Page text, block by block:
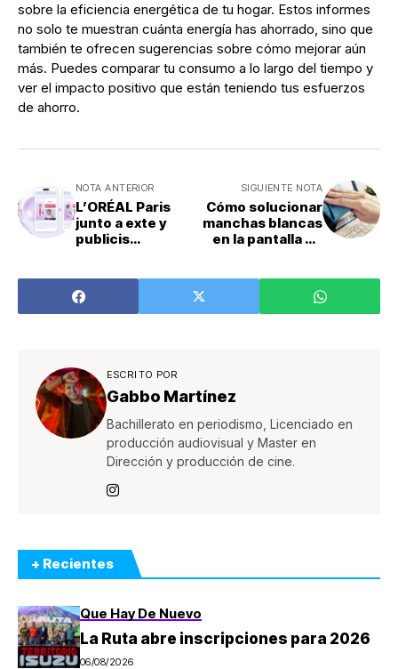
sobre la eficiencia energética de tu hogar. Estos informes
no solo te muestran cuánta energía has ahorrado, sino que
también te ofrecen sugerencias sobre cómo mejorar aún
más. Puedes comparar tu consumo a lo largo del tiempo y
ver el impacto positivo que están teniendo tus esfuerzos
de ahorro.
NOTA ANTERIOR
L’ORÉAL Paris
junto a exte y
publicis
una innovadora
campaña de 3d y
realidad
SIGUIENTE NOTA
Cómo solucionar
manchas blancas
en la pantalla de
ESCRITO POR
Gabbo Martínez
Bachillerato en periodismo, Licenciado en
producción audiovisual y Master en
Dirección y producción de cine.
+ Recientes
Que Hay De Nuevo
La Ruta abre inscripciones para 2026
06/08/2026